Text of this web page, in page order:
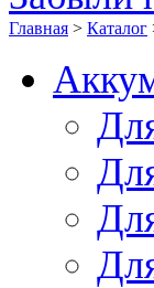
Главная > Каталог